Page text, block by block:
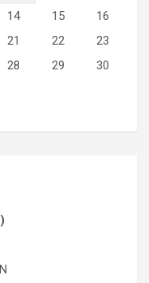
14 15
16
21 22
23
28 29
30